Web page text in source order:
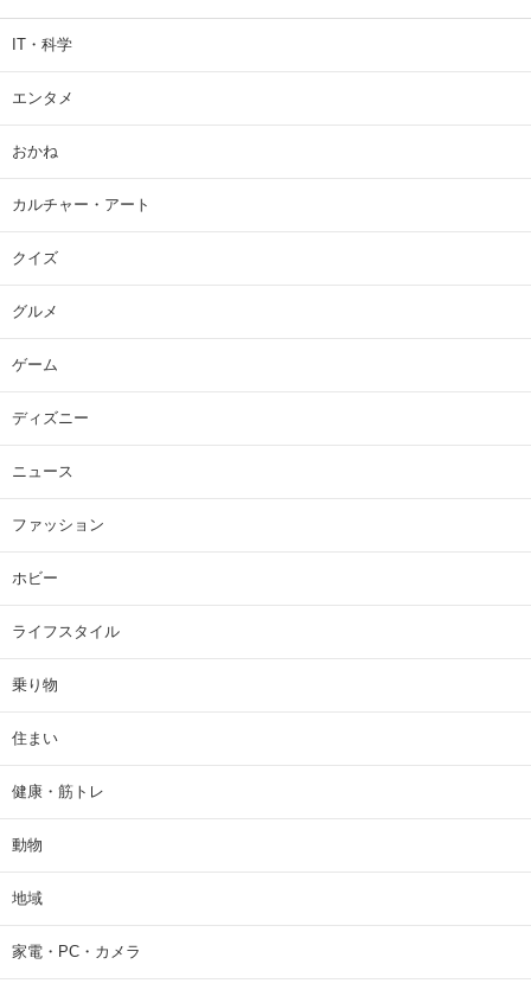
IT・科学
エンタメ
おかね
カルチャー・アート
クイズ
グルメ
ゲーム
ディズニー
ニュース
ファッション
ホビー
ライフスタイル
乗り物
住まい
健康・筋トレ
動物
地域
家電・PC・カメラ